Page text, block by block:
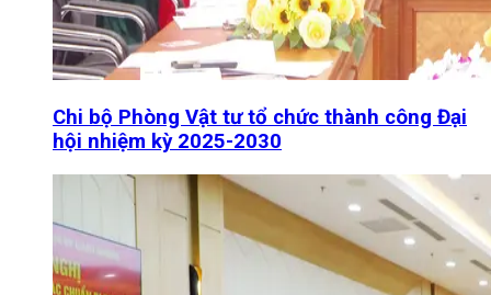
Chi bộ Phòng Vật tư tổ chức thành công Đại
hội nhiệm kỳ 2025-2030